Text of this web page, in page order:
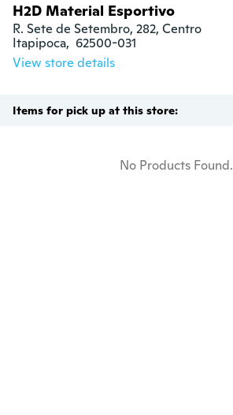
H2D Material Esportivo
R. Sete de Setembro, 282, Centro
Itapipoca,  62500-031
View store details
Items for pick up at this store:
No Products Found.